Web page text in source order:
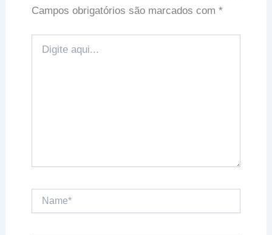
Campos obrigatórios são marcados com *
aqui...